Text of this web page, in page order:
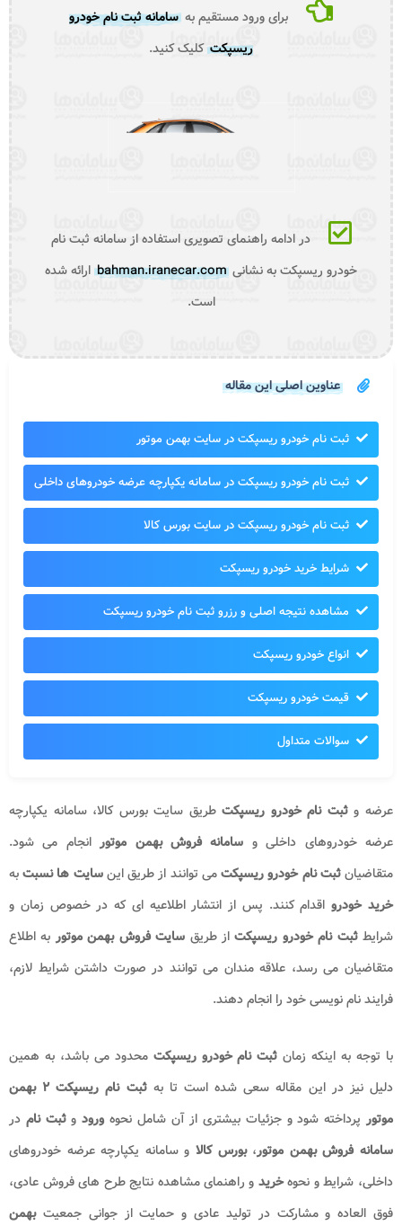
برای ورود مستقیم بهسامانه ثبت نام خودرو
ریسپکتکلیک کنید.
در ادامه راهنمای تصویری استفاده از سامانه ثبت نام
خودرو ریسپکت به نشانی bahman.iranecar.com ارائه شده
است.
عناوین اصلی این مقاله
ثبت نام خودرو ریسپکت در سایت بهمن موتور
ثبت نام خودرو ریسپکت در سامانه یکپارچه عرضه خودروهای داخلی
ثبت نام خودرو ریسپکت در سایت بورس کالا
شرایط خرید خودرو ریسپکت
مشاهده نتیجه اصلی و رزرو ثبت نام خودرو ریسپکت
انواع خودرو ریسپکت
قیمت خودرو ریسپکت
سوالات متداول
عرضه وثبت نام خودرو ریسپکتطریق سایت بورس کالا، سامانه یکپارچه
عرضه خودروهای داخلی و سامانه فروش بهمن موتورانجام می شود.
متقاضیانثبت نام خودرو ریسپکتمی توانند از طریق اینسایت ها نسبتبه
خرید خودرو اقدام کنند. پس از انتشار اطلاعیه ای که در خصوص زمان و
شرایطثبت نام خودرو ریسپکتاز طریق سایت فروش بهمن موتور به اطلاع
متقاضیان می رسد، علاقه مندان می توانند در صورت داشتن شرایط لازم،
فرایند نام نویسی خود را انجام دهند.
با توجه به اینکه زمان ثبت نام خودرو ریسپکتمحدود می باشد، به همین
دلیل نیز در این مقاله سعی شده است تا به
ثبت نام ریسپکت ۲ بهمن
موتورپرداخته شود و جزئیات بیشتری از آن شامل نحوه ورود وثبت نام در
سامانه فروش بهمن موتور،بورس کالا و سامانه یکپارچه عرضه خودروهای
داخلی، شرایط و نحوهخرید و راهنمای مشاهده نتایج طرح های فروش عادی،
فوق العاده و مشارکت در تولید عادی و حمایت از جوانی جمعیتبهمن